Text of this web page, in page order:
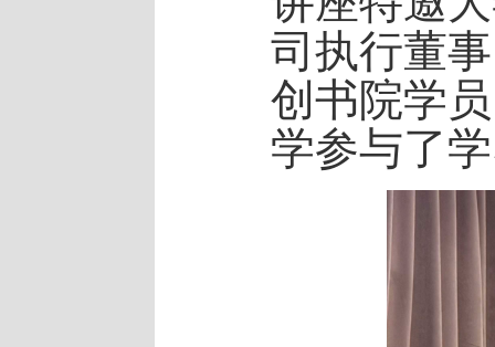
司执行董
创书院学
学参与了